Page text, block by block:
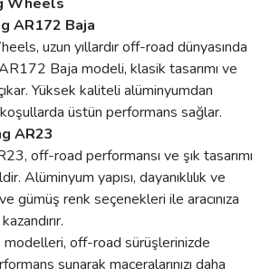
AR172 Baja
uzun yıllardır off-road dünyasında
Baja modeli, klasik tasarımı ve
Yüksek kaliteli alüminyumdan
üstün performans sağlar.
AR23
off-road performansı ve şık tasarımı
Alüminyum yapısı, dayanıklılık ve
gümüş renk seçenekleri ile aracınıza
modelleri, off-road sürüşlerinizde
sunarak maceralarınızı daha